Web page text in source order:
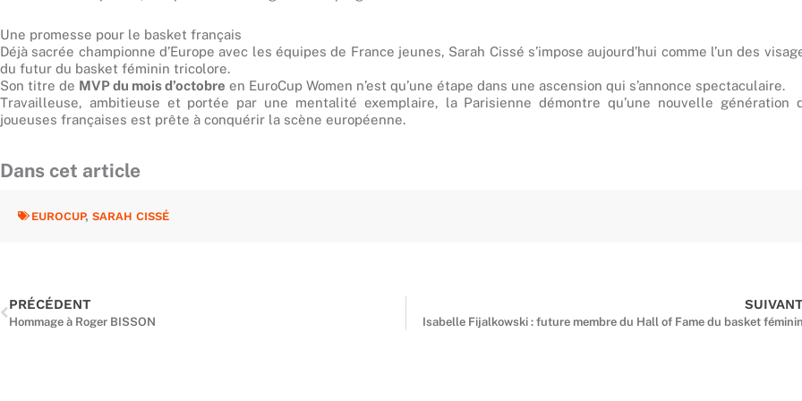
Une promesse pour le basket français
Déjà sacrée championne d’Europe avec les équipes de France jeunes, Sarah Cissé s’impose aujourd’hui comme l’un des
du futur du basket féminin tricolore.
Son titre de MVP du mois d’octobre en EuroCup Women n’est qu’une étape dans une ascension qui s’annonce spectaculaire.
Travailleuse, ambitieuse et portée par une mentalité exemplaire, la Parisienne démontre qu’une nouvelle génération
joueuses françaises est prête à conquérir la scène européenne.
Dans cet article
EUROCUP, SARAH CISSÉ
PRÉCÉDENT
Hommage à Roger BISSON
SUIVANT
Isabelle Fijalkowski : future membre du Hall of Fame du basket féminin